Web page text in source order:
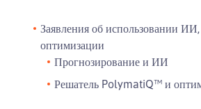
Заявления об использовании
оптимизации
Прогнозирование и ИИ
Решатель PolymatiQ™ и